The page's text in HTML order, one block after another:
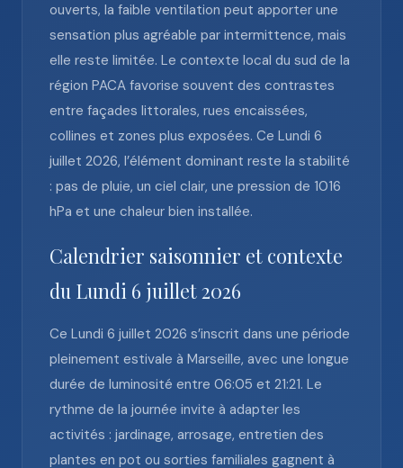
ouverts, la faible ventilation peut apporter une
sensation plus agréable par intermittence, mais
elle reste limitée. Le contexte local du sud de la
région PACA favorise souvent des contrastes
entre façades littorales, rues encaissées,
collines et zones plus exposées. Ce Lundi 6
juillet 2026, l’élément dominant reste la stabilité
: pas de pluie, un ciel clair, une pression de 1016
hPa et une chaleur bien installée.
Calendrier saisonnier et contexte
du Lundi 6 juillet 2026
Ce Lundi 6 juillet 2026 s’inscrit dans une période
pleinement estivale à Marseille, avec une longue
durée de luminosité entre 06:05 et 21:21. Le
rythme de la journée invite à adapter les
activités : jardinage, arrosage, entretien des
plantes en pot ou sorties familiales gagnent à